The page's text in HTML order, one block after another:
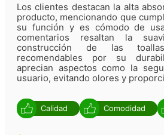
Los clientes destacan la alta
producto, mencionando que
su función y es cómodo de
comentarios resaltan la
construcción de las
recomendables por su
aprecian aspectos como la
usuario, evitando olores y
Calidad Comodidad